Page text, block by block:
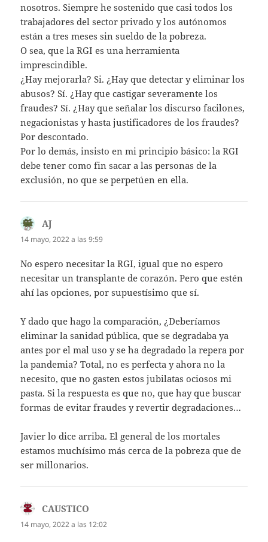
nosotros. Siempre he sostenido que casi todos los
trabajadores del sector privado y los autónomos
están a tres meses sin sueldo de la pobreza.
O sea, que la RGI es una herramienta
imprescindible.
¿Hay mejorarla? Si. ¿Hay que detectar y eliminar los
abusos? Sí. ¿Hay que castigar severamente los
fraudes? Sí. ¿Hay que señalar los discurso facilones,
negacionistas y hasta justificadores de los fraudes?
Por descontado.
Por lo demás, insisto en mi principio básico: la RGI
debe tener como fin sacar a las personas de la
exclusión, no que se perpetúen en ella.
AJ
14 mayo, 2022 a las 9:59
No espero necesitar la RGI, igual que no espero
necesitar un transplante de corazón. Pero que estén
ahí las opciones, por supuestísimo que sí.
Y dado que hago la comparación, ¿Deberíamos
eliminar la sanidad pública, que se degradaba ya
antes por el mal uso y se ha degradado la repera por
la pandemia? Total, no es perfecta y ahora no la
necesito, que no gasten estos jubilatas ociosos mi
pasta. Si la respuesta es que no, que hay que buscar
formas de evitar fraudes y revertir degradaciones…
Javier lo dice arriba. El general de los mortales
estamos muchísimo más cerca de la pobreza que de
ser millonarios.
CAUSTICO
14 mayo, 2022 a las 12:02